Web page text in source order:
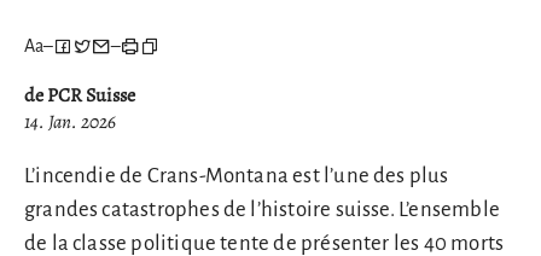
Aa– –
de PCR Suisse
14. Jan. 2026
L’incendie de Crans-Montana est l’une des plus
grandes catastrophes de l’histoire suisse. L’ensemble
de la classe politique tente de présenter les 40 morts